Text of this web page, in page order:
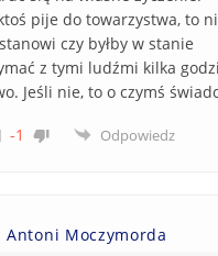
pije do towarzystwa, to
czy byłby w stanie
z tymi ludźmi kilka
Jeśli nie, to o czymś
-1 Odpowiedz
Antoni Moczymorda